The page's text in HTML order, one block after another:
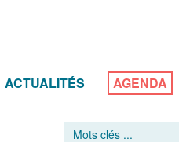
ACTUALITÉS AGENDA